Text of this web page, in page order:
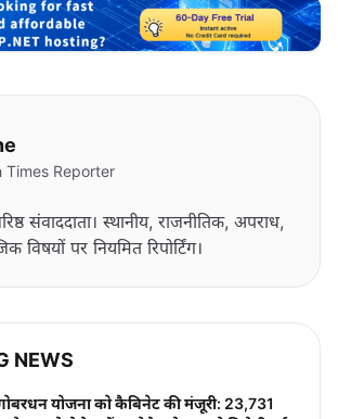
Times Reporter
संवाददाता। स्थानीय, राजनीतिक, अपराध,
विषयों पर नियमित रिपोर्टिंग।
NEWS
योजना को कैबिनेट की मंजूरी: 23,731